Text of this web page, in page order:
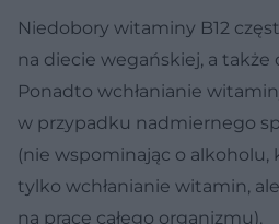
Niedobory witaminy B12
na diecie wegańskiej, a także
Ponadto wchłanianie
w przypadku nadmiernego
(nie wspominając o alkoholu,
tylko wchłanianie witamin,
na pracę całego organizmu).